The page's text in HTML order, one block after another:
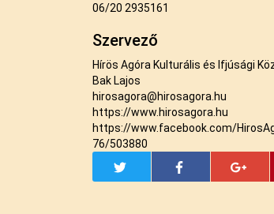
06/20 2935161
Szervező
Hírös Agóra Kulturális és Ifjúsági
Bak Lajos
hirosagora@hirosagora.hu
https://www.hirosagora.hu
https://www.facebook.com/
76/503880